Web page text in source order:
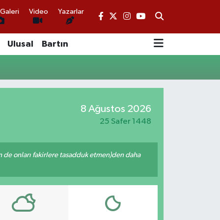
Video Yazarlar
Ulusal Bartın
8 Ağustos 2026
25 Safer 1448
onları fakirlere tasadduk etmen)den daha